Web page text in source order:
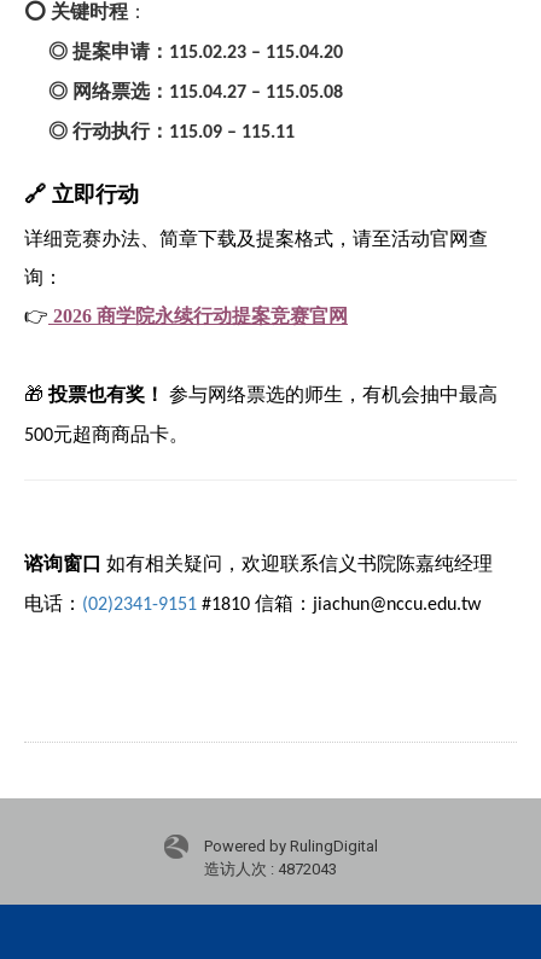
⭕️ 关键时程 ：
◎ 提案申请： 115.02.23 – 115.04.20
◎ 网络票选： 115.04.27 – 115.05.08
◎ 行动执行： 115.09 – 115.11
🔗 立即行动
详细竞赛办法、简章下载及提案格式，请至活动官网查
询：
👉 2026 商学院永续行动提案竞赛官网
🎁 投票也有奖！ 参与网络票选的师生，有机会抽中最高
500元超商商品卡。
谘询窗口 如有相关疑问，欢迎联系信义书院陈嘉纯经理
电话： (02)2341-9151 #1810 信箱： jiachun@nccu.edu.tw
Powered by RulingDigital
造访人次 : 4872043